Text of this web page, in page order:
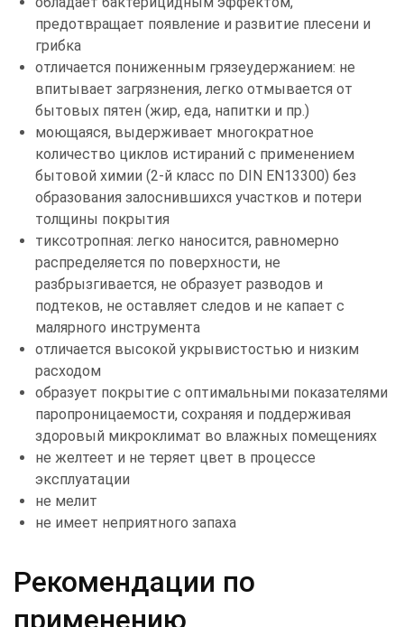
предотвращает появление и развитие плесени и
грибка
отличается пониженным грязеудержанием: не
впитывает загрязнения, легко отмывается от
бытовых пятен (жир, еда, напитки и пр.)
моющаяся, выдерживает многократное
количество циклов истираний с применением
бытовой химии (2-й класс по DIN EN13300) без
образования залоснившихся участков и потери
толщины покрытия
тиксотропная: легко наносится, равномерно
распределяется по поверхности, не
разбрызгивается, не образует разводов и
подтеков, не оставляет следов и не капает с
малярного инструмента
отличается высокой укрывистостью и низким
расходом
образует покрытие с оптимальными показателями
паропроницаемости, сохраняя и поддерживая
здоровый микроклимат во влажных помещениях
не желтеет и не теряет цвет в процессе
эксплуатации
не мелит
не имеет неприятного запаха
Рекомендации по
применению